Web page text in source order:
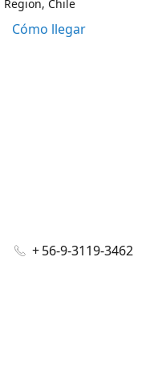
Region, Chile
Cómo llegar
+ 56-9-3119-3462